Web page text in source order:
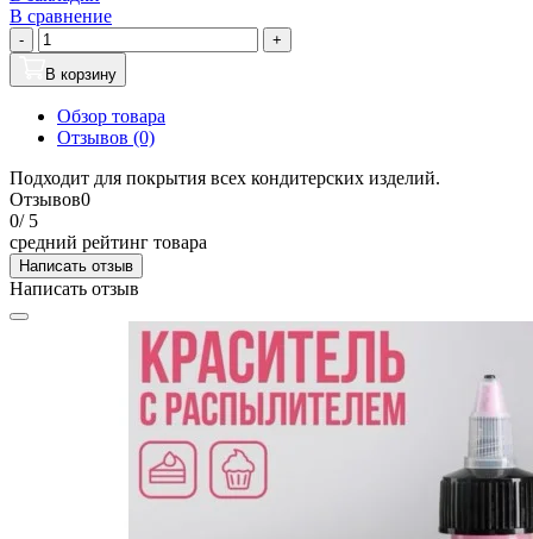
В сравнение
-
+
В корзину
Обзор товара
Отзывов (0)
Подходит для покрытия всех кондитерских изделий.
Отзывов0
0/ 5
средний рейтинг товара
Написать отзыв
Написать отзыв